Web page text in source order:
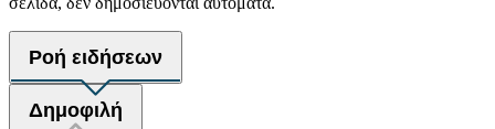
Ροή ειδήσεων
Δημοφιλή